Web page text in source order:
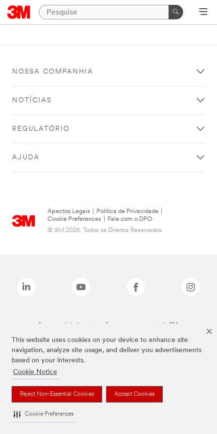
This website uses cookies on your device to enhance site
navigation, analyze site usage, and deliver you advertisements
based on your interests.
Cookie Notice
Reject Non-Essential Cookies Accept Cookies
Cookie Preferences
NOSSA COMPANHIA
NOTÍCIAS
REGULATÓRIO
AJUDA
Apectos Legais Política de Privacidade
Cookie Preferences
Fale com o DPO
© 3M 2026. Todos os Direitos Reservados.
As marcas listadas a cima são marcas comerciais da 3M.